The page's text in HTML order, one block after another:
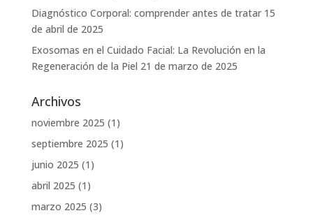
Diagnóstico Corporal: comprender antes de tratar 15
de abril de 2025
Exosomas en el Cuidado Facial: La Revolución en la
Regeneración de la Piel 21 de marzo de 2025
Archivos
noviembre 2025 (1)
septiembre 2025 (1)
junio 2025 (1)
abril 2025 (1)
marzo 2025 (3)